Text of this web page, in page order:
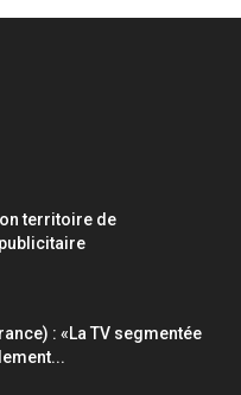
territoire de
: «La TV segmentée